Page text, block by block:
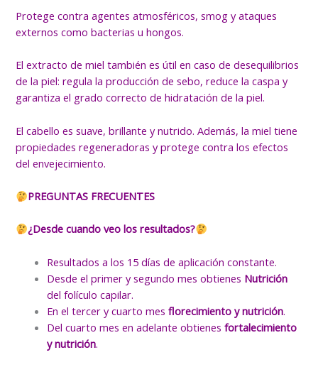
Protege contra agentes atmosféricos, smog y ataques
externos como bacterias u hongos.
El extracto de miel también es útil en caso de desequilibrios
de la piel: regula la producción de sebo, reduce la caspa y
garantiza el grado correcto de hidratación de la piel.
El cabello es suave, brillante y nutrido. Además, la miel tiene
propiedades regeneradoras y protege contra los efectos
del envejecimiento.
PREGUNTAS FRECUENTES
¿Desde cuando veo los resultados?
Resultados a los 15 días de aplicación constante.
Desde el primer y segundo mes obtienes Nutrición
del folículo capilar.
En el tercer y cuarto mesflorecimiento y nutrición.
Del cuarto mes en adelante obtienesfortalecimiento
y nutrición.